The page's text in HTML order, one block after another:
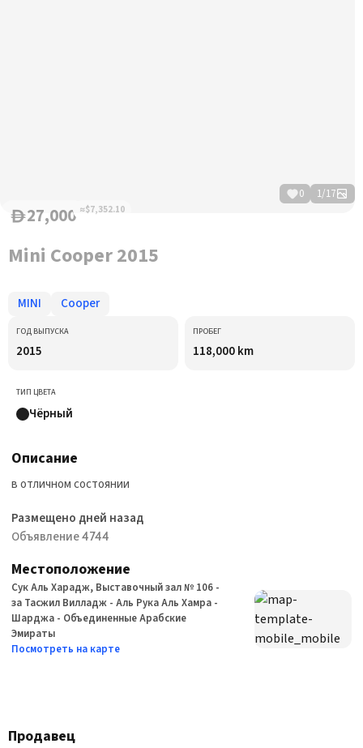
0 1/17
D27,000 ≈$7,352.10
Mini Cooper 2015
MINI Cooper
ГОД ВЫПУСКА
2015
ПРОБЕГ
118,000 km
ТИП ЦВЕТА
Чёрный
Описание
в отличном состоянии
Размещено дней назад
Объявление 4744
Местоположение
Сук Аль Харадж, Выставочный зал № 106 -
за Тасжил Вилладж - Аль Рука Аль Хамра -
Шарджа - Объединенные Арабские
Эмираты
Посмотреть на карте
Продавец